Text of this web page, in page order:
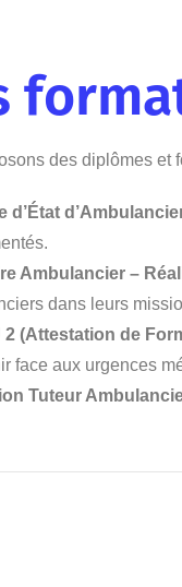
des diplômes et
d’État
Ambulancier –
dans leurs
2 (Attestation de
face aux urgences
Tuteur